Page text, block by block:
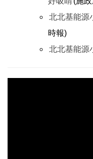
北北基能源
時報)
北北基能源